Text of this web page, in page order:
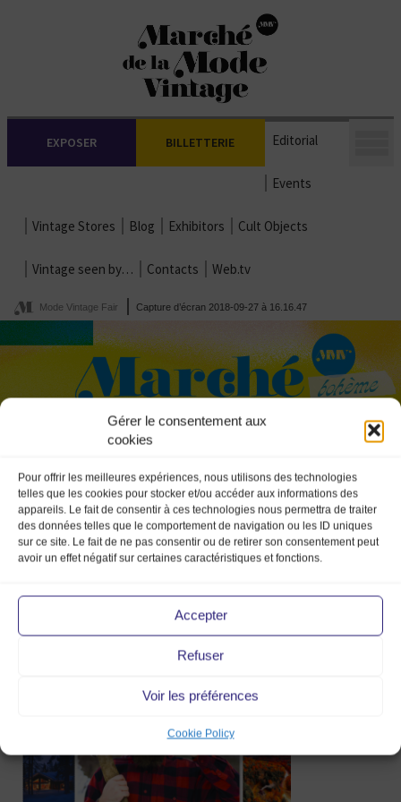
Gérer le consentement aux
cookies
Pour offrir les meilleures expériences, nous utilisons des technologies
telles que les cookies pour stocker et/ou accéder aux informations des
appareils. Le fait de consentir à ces technologies nous permettra de traiter
des données telles que le comportement de navigation ou les ID uniques
sur ce site. Le fait de ne pas consentir ou de retirer son consentement peut
avoir un effet négatif sur certaines caractéristiques et fonctions.
Accepter
Refuser
Voir les préférences
Cookie Policy
EXPOSER BILLETTERIE Editorial
Events
Vintage Stores Blog Exhibitors Cult Objects
Vintage seen by… Contacts Web.tv
Mode Vintage Fair Capture d’écran 2018-09-27 à 16.16.47
Capture d’écran
2018-09-27 à 16.16.47